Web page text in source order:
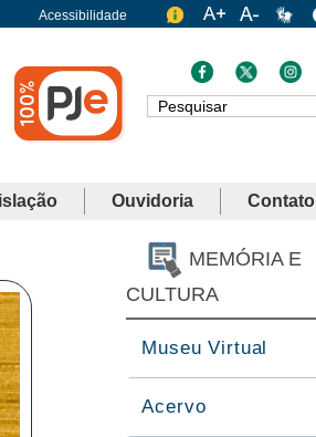
Acessibilidade
Busca
Ouvidoria Contato
MEMÓRIA E
CULTURA
Museu Virtual
Acervo